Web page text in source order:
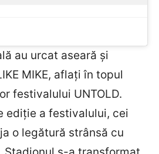
au urcat aseară și
MIKE, aflați în topul
festivalului UNTOLD.
ediție a festivalului, cei
o legătură strânsă cu